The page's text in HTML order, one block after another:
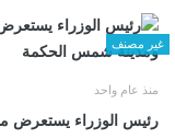
غير مصنف
منذ عام واحد
رئيس الوزراء يستعرض